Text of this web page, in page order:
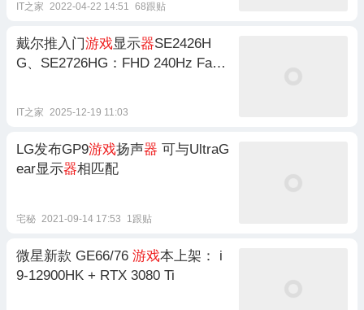
IT之家 2022-04-22 14:51 68跟贴
戴尔推入门游戏显示器SE2426H
G、SE2726HG：FHD 240Hz Fast
IT之家 2025-12-19 11:03
LG发布GP9游戏扬声器 可与UltraG
ear显示器相匹配
宅秘 2021-09-14 17:53 1跟贴
微星新款 GE66/76 游戏本上架： i
9-12900HK + RTX 3080 Ti